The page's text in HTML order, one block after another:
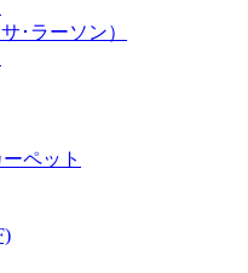
･ラーソン）
ペット